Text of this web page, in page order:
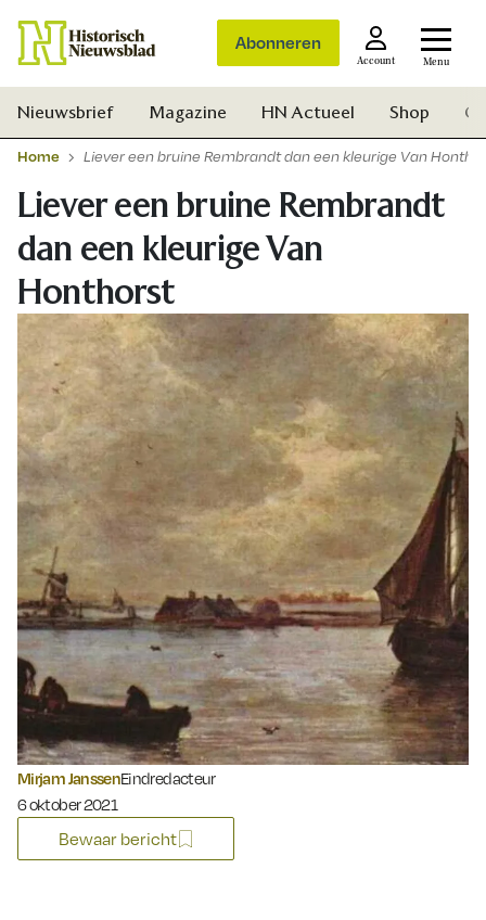
Abonneren
Account Menu
Zoek
Nieuwsbrief Magazine HN Actueel Shop
Home Liever een bruine Rembrandt dan een kleurige Van
Liever een bruine Rembrandt
dan een kleurige Van
Honthorst
Mirjam JanssenEindredacteur
Gepubliceerd op:
6 oktober 2021
Bewaar bericht